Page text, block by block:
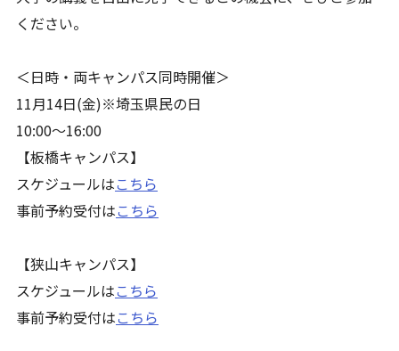
ください。
＜日時・両キャンパス同時開催＞
11月14日(金)※埼玉県民の日
10:00～16:00
【板橋キャンパス】
スケジュールはこちら
事前予約受付はこちら
【狭山キャンパス】
スケジュールはこちら
事前予約受付はこちら